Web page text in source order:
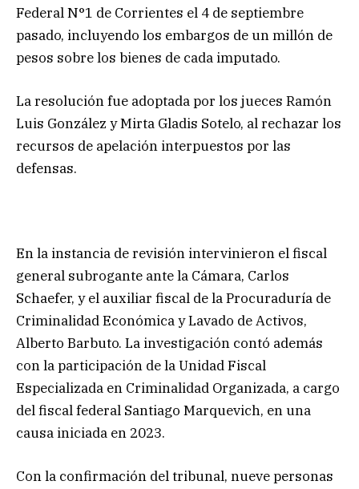
Federal N°1 de Corrientes el 4 de septiembre
pasado, incluyendo los embargos de un millón de
pesos sobre los bienes de cada imputado.
La resolución fue adoptada por los jueces Ramón
Luis González y Mirta Gladis Sotelo, al rechazar los
recursos de apelación interpuestos por las
defensas.
En la instancia de revisión intervinieron el fiscal
general subrogante ante la Cámara, Carlos
Schaefer, y el auxiliar fiscal de la Procuraduría de
Criminalidad Económica y Lavado de Activos,
Alberto Barbuto. La investigación contó además
con la participación de la Unidad Fiscal
Especializada en Criminalidad Organizada, a cargo
del fiscal federal Santiago Marquevich, en una
causa iniciada en 2023.
Con la confirmación del tribunal, nueve personas